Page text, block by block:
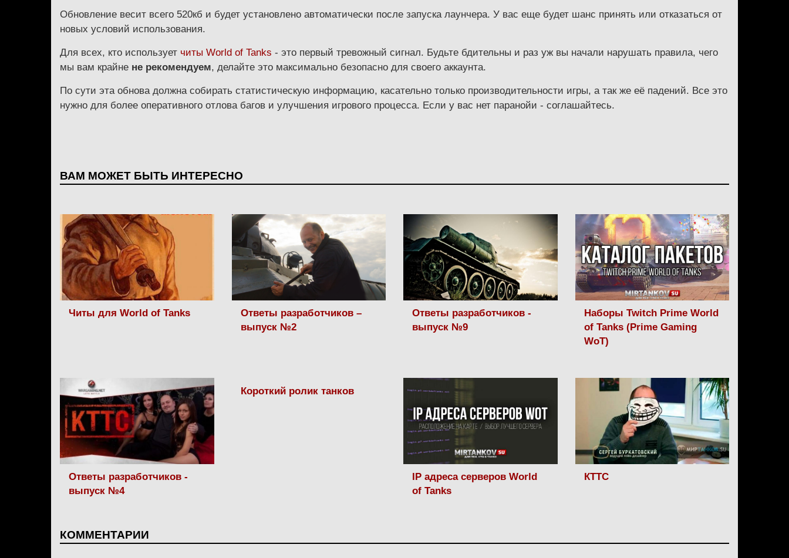
Обновление весит всего 520кб и будет установлено автоматически после запуска лаунчера. У вас еще будет шанс принять или отказаться от
новых условий использования.
Для всех, кто использует читы World of Tanks - это первый тревожный сигнал. Будьте бдительны и раз уж вы начали нарушать правила, чего
мы вам крайне не рекомендуем, делайте это максимально безопасно для своего аккаунта.
По сути эта обнова должна собирать статистическую информацию, касательно только производительности игры, а так же её падений. Все это
нужно для более оперативного отлова багов и улучшения игрового процесса. Если у вас нет паранойи - соглашайтесь.
ВАМ МОЖЕТ БЫТЬ ИНТЕРЕСНО
Читы для World of Tanks
Ответы разработчиков –
выпуск №2
Ответы разработчиков -
выпуск №9
Наборы Twitch Prime World
of Tanks (Prime Gaming
WoT)
Ответы разработчиков -
выпуск №4
Короткий ролик танков
IP адреса серверов World
of Tanks
КТТС
КОММЕНТАРИИ